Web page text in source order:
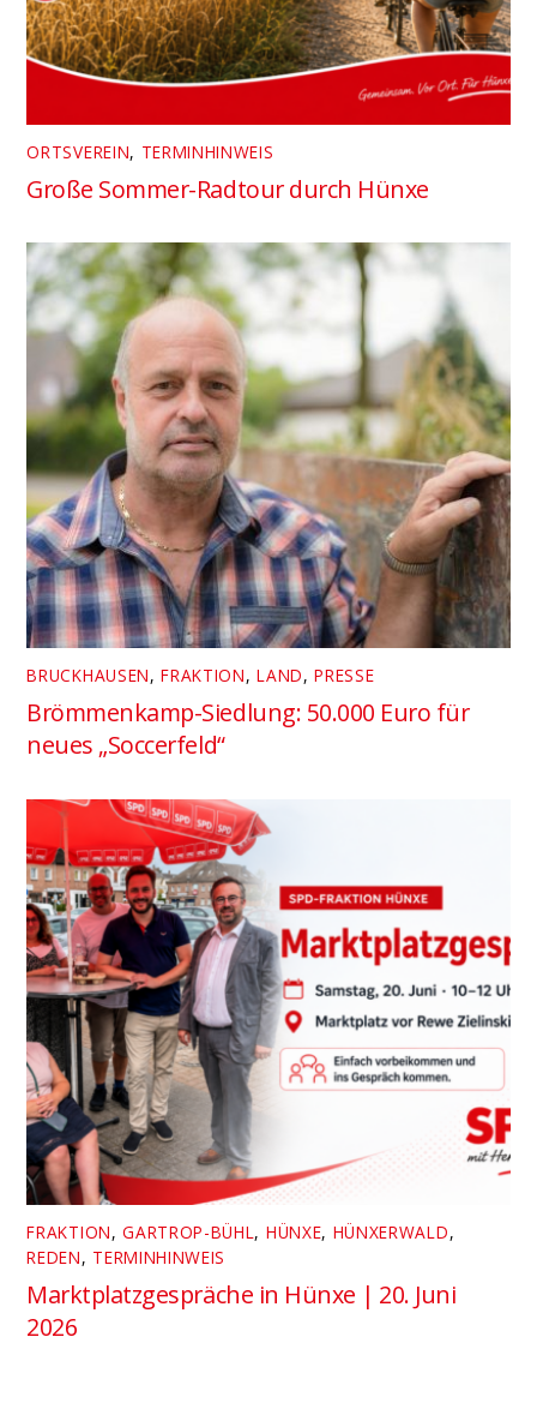
ORTSVEREIN, TERMINHINWEIS
Große Sommer-Radtour durch Hünxe
BRUCKHAUSEN,FRAKTION,LAND,PRESSE
Brömmenkamp-Siedlung: 50.000 Euro für
neues „Soccerfeld“
FRAKTION,GARTROP-BÜHL, HÜNXE, HÜNXERWALD,
REDEN, TERMINHINWEIS
Marktplatzgespräche in Hünxe | 20. Juni
2026